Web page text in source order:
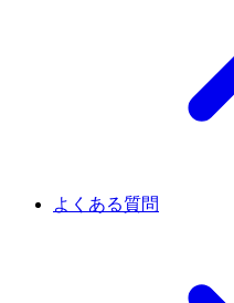
よくある質問